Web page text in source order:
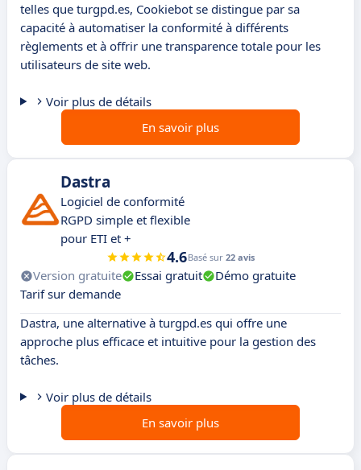
telles que turgpd.es, Cookiebot se distingue par sa
capacité à automatiser la conformité à différents
règlements et à offrir une transparence totale pour les
utilisateurs de site web.
Voir plus de détails
En savoir plus
Dastra
Logiciel de conformité
RGPD simple et flexible
pour ETI et +
4.6Basé sur 22 avis
Version gratuite Essai gratuit
Démo gratuite
Tarif sur demande
Dastra, une alternative à turgpd.es qui offre une
approche plus efficace et intuitive pour la gestion des
tâches.
Voir plus de détails
En savoir plus